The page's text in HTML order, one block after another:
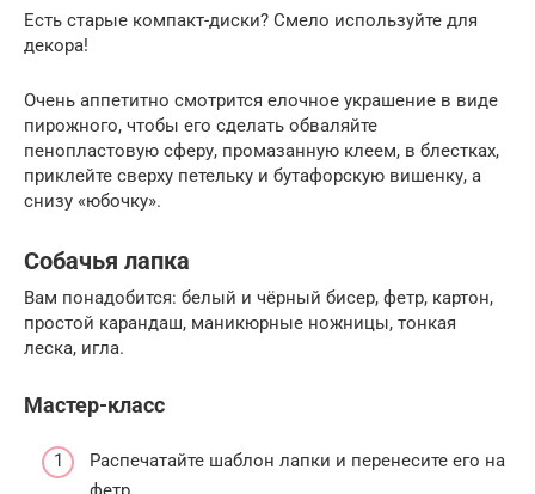
Есть старые компакт-диски? Смело используйте для
декора!
Очень аппетитно смотрится елочное украшение в виде
пирожного, чтобы его сделать обваляйте
пенопластовую сферу, промазанную клеем, в блестках,
приклейте сверху петельку и бутафорскую вишенку, а
снизу «юбочку».
Собачья лапка
Вам понадобится: белый и чёрный бисер, фетр, картон,
простой карандаш, маникюрные ножницы, тонкая
леска, игла.
Мастер-класс
Распечатайте шаблон лапки и перенесите его на